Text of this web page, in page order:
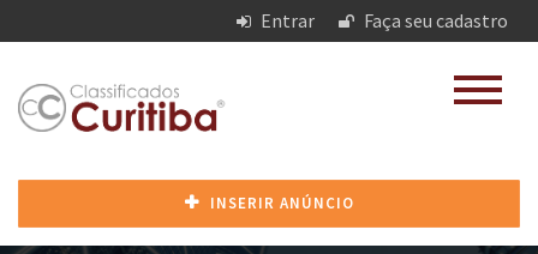
Entrar Faça seu cadastro
INSERIR ANÚNCIO